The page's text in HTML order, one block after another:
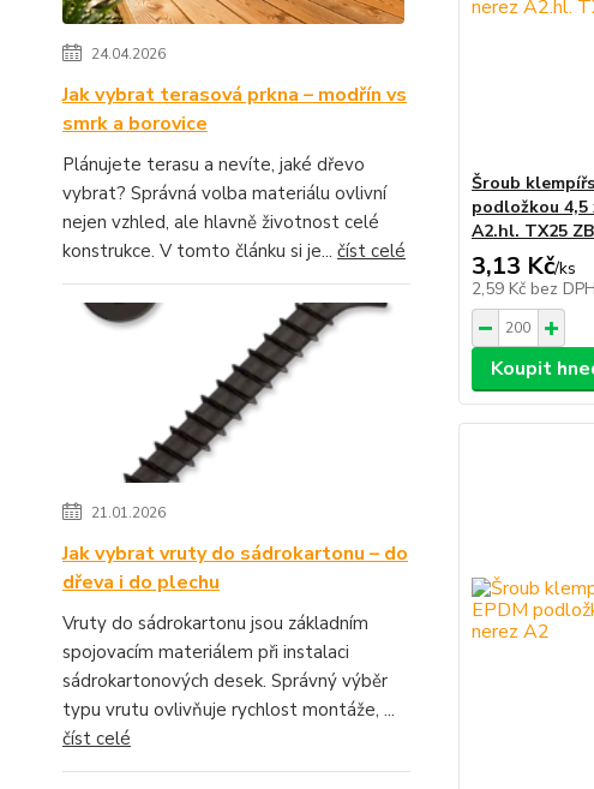
24.04.2026
Jak vybrat terasová prkna – modřín vs
smrk a borovice
Plánujete terasu a nevíte, jaké dřevo
vybrat? Správná volba materiálu ovlivní
nejen vzhled, ale hlavně životnost celé
konstrukce. V tomto článku si je... číst celé
21.01.2026
Jak vybrat vruty do sádrokartonu – do
dřeva i do plechu
Vruty do sádrokartonu jsou základním
spojovacím materiálem při instalaci
sádrokartonových desek. Správný výběr
typu vrutu ovlivňuje rychlost montáže, ...
číst celé
Šroub
podložkou 4,5
A2.hl. TX25 ZB
3,13 Kč/ks
2,59 Kč bez DPH
Koupit